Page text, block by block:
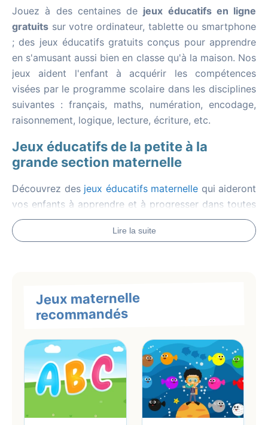
Jouez à des centaines de jeux éducatifs en ligne
gratuits sur votre ordinateur, tablette ou smartphone
; des jeux éducatifs gratuits conçus pour apprendre
en s'amusant aussi bien en classe qu'à la maison. Nos
jeux aident l'enfant à acquérir les compétences
visées par le programme scolaire dans les disciplines
suivantes : français, maths, numération, encodage,
raisonnement, logique, lecture, écriture, etc.
Jeux éducatifs de la petite à la
grande section maternelle
Découvrez des jeux éducatifs maternelle qui aideront
vos enfants à apprendre et à progresser dans toutes
les disciplines scolaires, de la petite section à la
grande section maternelle.
animaux. Ils aident l'enfant à explorer son
environnement et à enrichir son vocabulaire.
il va
apprendre les couleurs ,mémoriser l'alphabet
connaître les chiffreset il découvrirale nom des
animauxet des objets de son environnement.
Ce n'est pas tout, nous avons aussi conçu des jeux
de mémoire, d'observation et de logique qui
Lire la suite
Jeux maternelle
recommandés